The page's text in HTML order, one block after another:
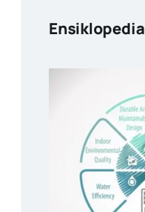
Ensiklopedia